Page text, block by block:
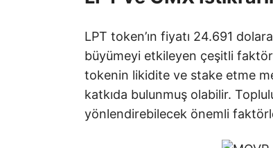
LPT token’ın fiyatı 24.691
büyümeyi etkileyen çeşitli
tokenin likidite ve stake etme
katkıda bulunmuş olabilir.
yönlendirebilecek önemli